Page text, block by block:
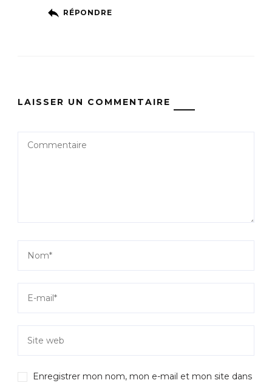
RÉPONDRE
LAISSER UN COMMENTAIRE
Enregistrer mon nom, mon e-mail et mon site dans